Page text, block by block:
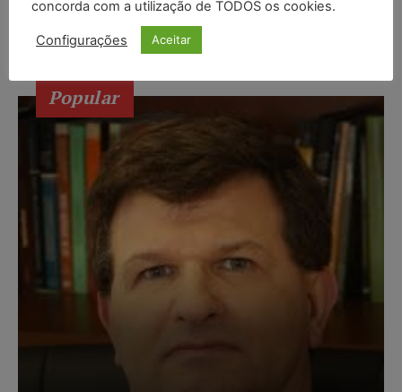
PDT, que questionava a brecha usada por réus
durante os tribunais do júri.
Popular
concorda com a utilização de TODOS os cookies.
Configurações Aceitar